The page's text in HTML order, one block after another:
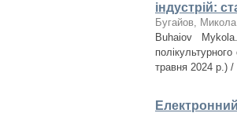
індустрій:
Бугайов, Микола
Buhaiov
травня 2024 р.) /